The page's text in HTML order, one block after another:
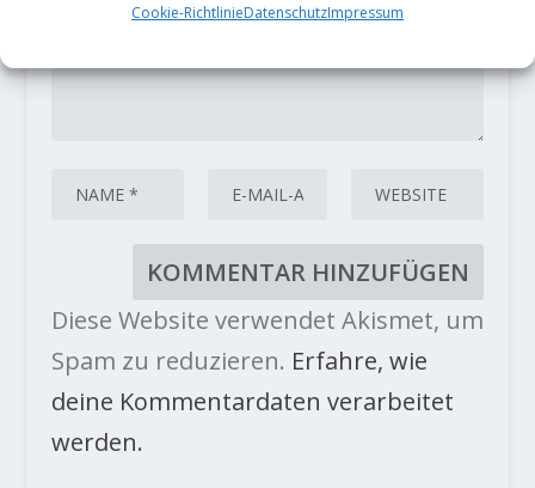
Cookie-RichtlinieDatenschutzImpressum
Diese Website verwendet Akismet, um
Spam zu reduzieren. Erfahre, wie
deine Kommentardaten verarbeitet
werden.